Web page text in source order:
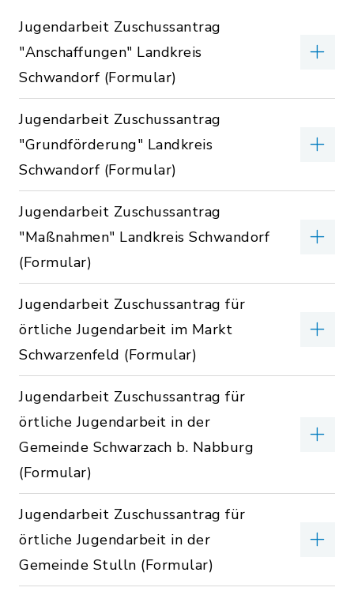
Jugendarbeit Zuschussantrag
"Anschaffungen" Landkreis
Schwandorf (Formular)
Jugendarbeit Zuschussantrag
"Grundförderung" Landkreis
Schwandorf (Formular)
Jugendarbeit Zuschussantrag
"Maßnahmen" Landkreis Schwandorf
(Formular)
Jugendarbeit Zuschussantrag für
örtliche Jugendarbeit im Markt
Schwarzenfeld (Formular)
Jugendarbeit Zuschussantrag für
örtliche Jugendarbeit in der
Gemeinde Schwarzach b. Nabburg
(Formular)
Jugendarbeit Zuschussantrag für
örtliche Jugendarbeit in der
Gemeinde Stulln (Formular)